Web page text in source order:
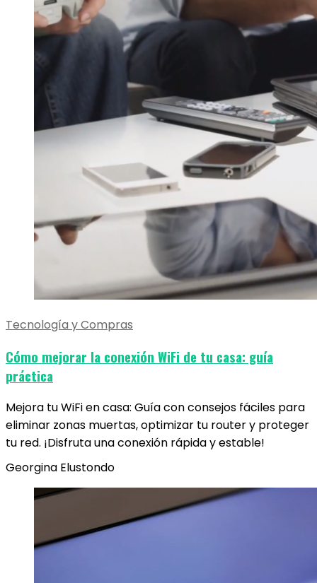
Tecnología y Compras
Cómo mejorar la conexión WiFi de tu casa: guía
práctica
Mejora tu WiFi en casa: Guía con consejos fáciles para
eliminar zonas muertas, optimizar tu router y proteger
tu red. ¡Disfruta una conexión rápida y estable!
Georgina Elustondo